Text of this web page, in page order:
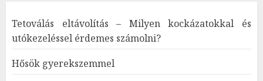
Tetoválás eltávolítás – Milyen kockázatokkal és
utókezeléssel érdemes számolni?
Hősök gyerekszemmel